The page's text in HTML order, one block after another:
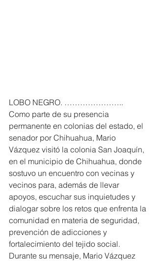
LOBO NEGRO. …………………..
Como parte de su presencia
permanente en colonias del estado, el
senador por Chihuahua, Mario
Vázquez visitó la colonia San Joaquín,
en el municipio de Chihuahua, donde
sostuvo un encuentro con vecinas y
vecinos para, además de llevar
apoyos, escuchar sus inquietudes y
dialogar sobre los retos que enfrenta la
comunidad en materia de seguridad,
prevención de adicciones y
fortalecimiento del tejido social.
Durante su mensaje, Mario Vázquez